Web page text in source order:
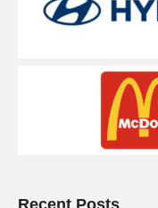
Recent Posts